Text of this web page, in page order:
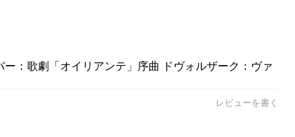
：歌劇「オイリアンテ」序曲 ドヴォルザーク：ヴァ
レビューを書く